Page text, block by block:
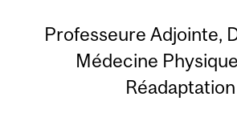
Professeure Adjointe,
Médecine
Réadaptation